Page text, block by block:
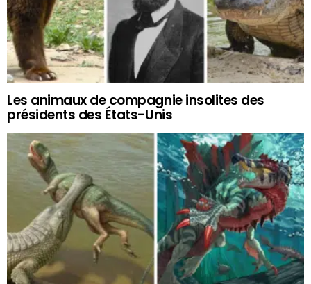
Les animaux de compagnie insolites des
présidents des États-Unis